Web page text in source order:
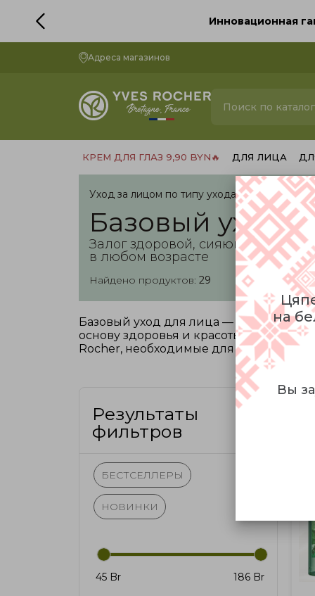
Культовая
Адреса магазинов
КРЕМ ДЛЯ ГЛАЗ 9,90 BYN🔥 ДЛЯ ЛИЦА
Уход за лицом по типу ухода Yves Rocher
Базовый уход
Залог здоровой, сияющей и
в любом возрасте
Найдено продуктов: 29
Базовый уход для лица — это не
основу здоровья и красоты кожи на
Rocher, необходимые для
Результаты
фильтров
БЕСТСЕЛЛЕРЫ
НОВИНКИ
45 Br 186 Br
на
Вы